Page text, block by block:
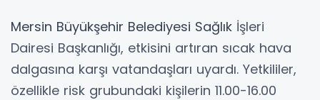
Mersin Büyükşehir Belediyesi Sağlık İşleri
Dairesi Başkanlığı, etkisini artıran sıcak hava
dalgasına karşı vatandaşları uyardı. Yetkililer,
özellikle risk grubundaki kişilerin 11.00-16.00